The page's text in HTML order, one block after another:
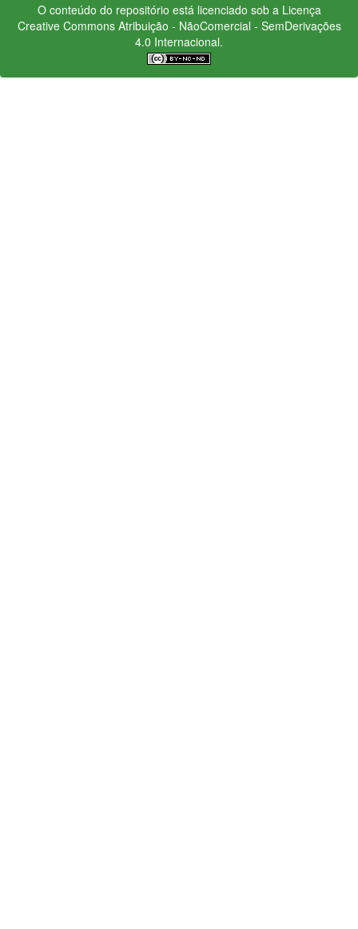
O conteúdo do repositório está licenciado sob a Licença
Creative CommonsAtribuição - NãoComercial - SemDerivações
4.0 Internacional.